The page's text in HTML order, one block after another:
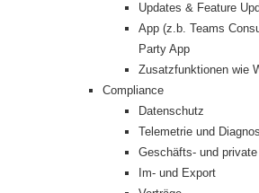
Updates & Feature
App (z.b. Teams
Party App
Zusatzfunktionen wie
Compliance
Datenschutz
Telemetrie und
Geschäfts- und
Im- und Export